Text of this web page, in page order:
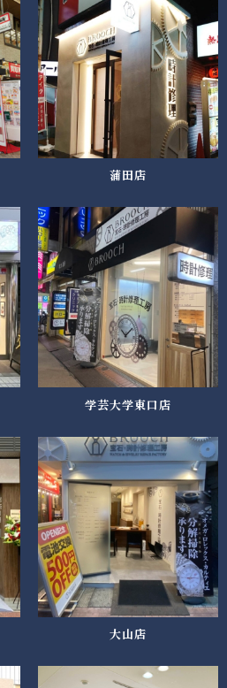
蒲田店
学芸大学東口店
大山店